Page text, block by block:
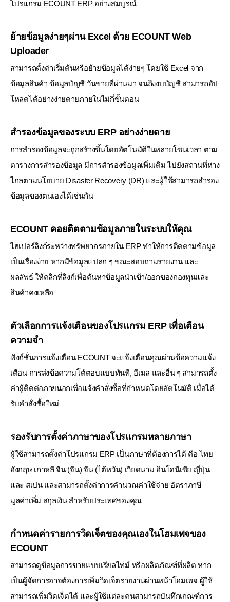
โปรแกรม ECOUNT ERP อย่างสมบูรณ์
ย้ายข้อมูลง่ายๆผ่าน Excel ด้วย ECOUNT Web
Uploader
สามารถตั้งค่าเริ่มต้นหรือย้ายข้อมูลได้ง่ายๆ โดยใช้ Excel จาก
ข้อมูลสินค้า ข้อมูลบัญชี วันขายที่ผ่านมา จนถึงงบบัญชี สามารถอัป
โหลดได้อย่างง่ายดายภายในไม่กี่ขั้นตอน
สำรองข้อมูลของระบบ ERP อย่างง่ายดาย
การสำรองข้อมูลจะถูกสร้างขึ้นโดยอัตโนมัติในหลายโซนเวลา ตาม
ตารางการสำรองข้อมูล มีการสำรองข้อมูลเพิ่มเติมไปยังสถานที่ห่าง
ไกลตามนโยบาย Disaster Recovery (DR) และผู้ใช้สามารถสำรอง
ข้อมูลของตนเองได้เช่นกัน
ECOUNT คอยติตตามข้อมูลภายในระบบให้คุณ
ไฮเปอร์ลิงก์ระหว่างทรัพยากรภายใน ERP ทำให้การติดตามข้อมูล
เป็นเรื่องง่าย หากมีข้อมูลแปลก ๆ ขณะสอบถามรายงานและ
ผลลัพธ์ ให้คลิกที่ลิงก์เพื่อค้นหาข้อมูลนำเข้า/ออกของกองทุนและ
สินค้าคงเหลือ
ตัวเลือกการแจ้งเตือนของโปรแกรม ERP เพื่อเตือน
ความจำ
ฟังก์ชั่นการแจ้งเตือน ECOUNT จะแจ้งเตือนคุณผ่านข้อความแจ้ง
เตือน การส่งข้อความโต้ตอบแบบทันที, อีเมล และอื่น ๆ สามารถตั้ง
ค่าผู้ติดต่อภายนอกเพื่อแจ้งคำสั่งซื้อที่กำหนดโดยอัตโนมัติ เมื่อได้
รับคำสั่งซื้อใหม่
รองรับการตั้งค่าภาษาของโปรแกรมหลายภาษา
ผู้ใช้สามารถตั้งค่าโปรแกรม ERP เป็นภาษาที่ต้องการได้ คือ ไทย
อังกฤษ เกาหลี จีน (จีน) จีน (ไต้หวัน) เวียดนาม อินโดนีเซีย ญี่ปุ่น
และ สเปน และสามารถตั้งค่าการคำนวณค่าใช้จ่าย อัตราภาษี
มูลค่าเพิ่ม สกุลเงิน สำหรับประเทศของคุณ
กำหนดค่ารายการวิดเจ็ตของคุณเองในโฮมเพจของ
ECOUNT
สามารถดูข้อมูลการขายแบบเรียลไทม์ หรือผลิตภัณฑ์ที่ผลิต หาก
เป็นผู้จัดการอาจต้องการเพิ่มวิดเจ็ตรายงานผ่านหน้าโฮมเพจ ผู้ใช้
สามารถเพิ่มวิดเจ็ตได้ และผู้ใช้แต่ละคนสามารถบันทึกเกณฑ์การ